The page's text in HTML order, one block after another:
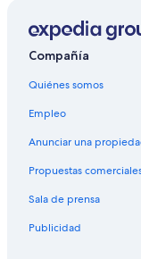
Alquiler de autos cerca
Alquiler de autos
Alquiler de autos
Alquiler de autos cerca
Autos de alquiler en
Alquiler de autos cerca
Compañía
Quiénes somos
Empleo
Anunciar una
Propuestas
Sala de prensa
Publicidad